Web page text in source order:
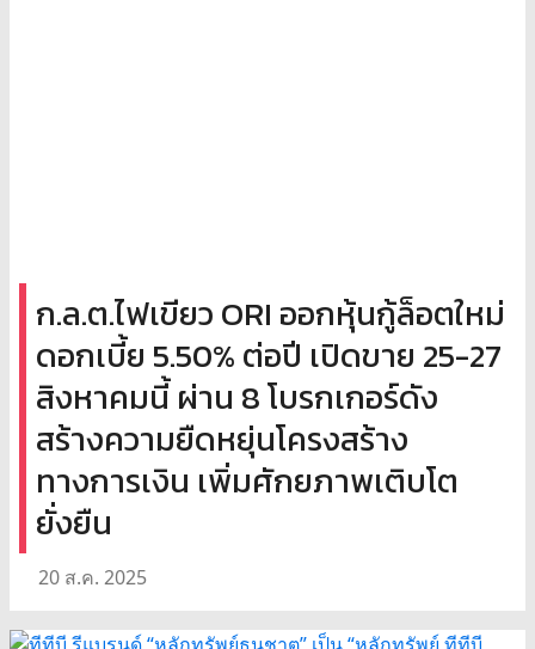
ก.ล.ต.ไฟเขียว ORI ออกหุ้นกู้ล็อตใหม่
ดอกเบี้ย 5.50% ต่อปี เปิดขาย 25-27
สิงหาคมนี้ ผ่าน 8 โบรกเกอร์ดัง
สร้างความยืดหยุ่นโครงสร้าง
ทางการเงิน เพิ่มศักยภาพเติบโต
ยั่งยืน
20 ส.ค. 2025